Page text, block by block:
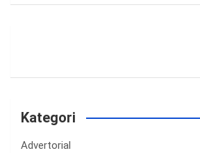
Kategori
Advertorial